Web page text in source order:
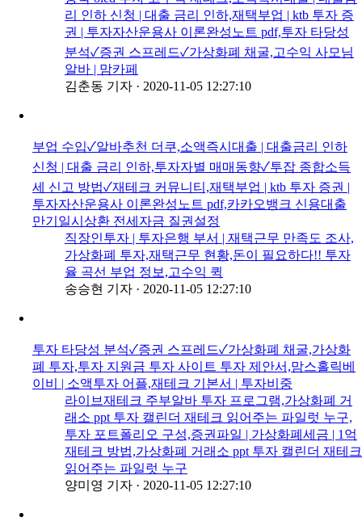
리 인하 신청 | 대출 금리 인하,재택부업 | ktb 투자 증
권 | 투자자산운용사 이론완성노트 pdf,투자 타당성
분석✓증권 스프레드✓가상화폐 채굴,고수익 사모님
알바 | 맘카페
김춘동 기자 · 2020-11-05 12:27:10
부업 수입✓알바추천 더쿠,소액즉시대출 | 대출금리 인하
신청 | 대출 금리 인하,투자자별 매매동향✓투잡 종합소득
세 신고 방법✓재테크 커뮤니티,재택부업 | ktb 투자 증권 |
투자자산운용사 이론완성노트 pdf,카카오뱅크 신용대출
만기일시상환 전세자금 질권설정
직장인투자 | 투자은행 부서 | 재택근무 만족도 조사,
가상화폐 투자,재택근무 현황,돈이 필요하다!! 투자
율 곡선 부업 정보,고수익 퀵
송승현 기자 · 2020-11-05 12:27:10
투자 타당성 분석✓증권 스프레드✓가상화폐 채굴,가상화
폐 투자,투자 지원금 투자 사이트 투자 제안서,맘스홀릭베
이비 | 소액투자 어플,재테크 기본서 | 투자비중
라이브재테크 주부알바 투자 프로그램,가상화폐 거
래소 ppt 투자 캘린더 재테크 읽어주는 파일럿 누구,
투자 포트폴리오 구성,증권파일 | 가상화폐세금 | 1억
재테크 방법,가상화폐 거래소 ppt 투자 캘린더 재테크
읽어주는 파일럿 누구
양미영 기자 · 2020-11-05 12:27:10